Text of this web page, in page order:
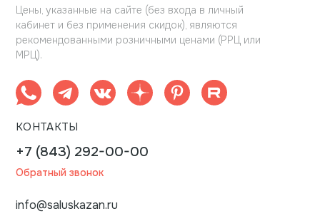
Цены, указанные на сайте (без входа в личный
кабинет и без применения скидок), являются
рекомендованными розничными ценами (РРЦ или
МРЦ).
КОНТАКТЫ
+7 (843) 292-00-00
Обратный звонок
info@saluskazan.ru